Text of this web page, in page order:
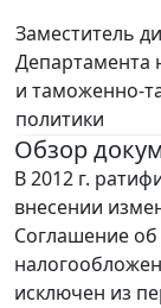
Заместитель
Департамента
и таможенно-
политики
Обзор
В 2012 г.
внесении
Соглашение
исключен из